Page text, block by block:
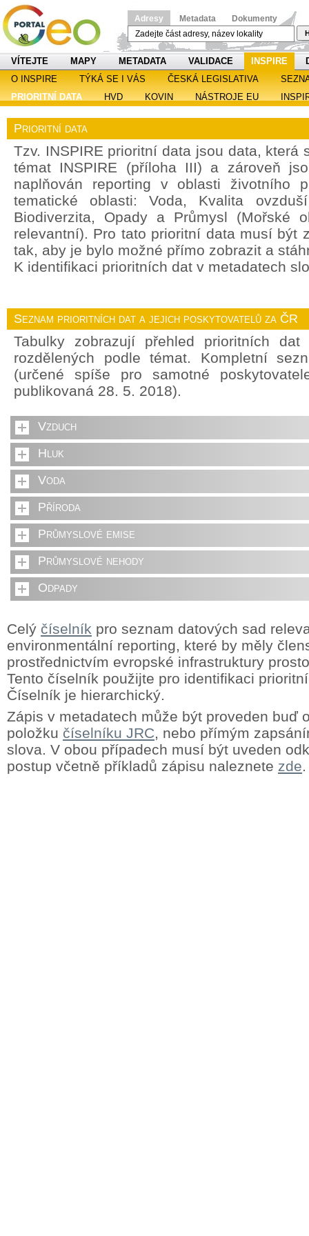
Adresy Metadata Dokumenty
VÍTEJTE MAPY METADATA VALIDACE INSPIRE
O INSPIRE
TÝKÁ SE I VÁS ČESKÁ LEGISLATIVA
PRIORITNÍ DATA
HVD KOVIN NÁSTROJE EU
Prioritní data
Tzv. INSPIRE prioritní data jsou data, která
témat INSPIRE (příloha III) a zároveň
naplňován reporting v oblasti životního
tematické oblasti: Voda, Kvalita
Biodiverzita, Opady a Průmysl (Mořské
relevantní). Pro tato prioritní data musí být
tak, aby je bylo možné přímo zobrazit a
K identifikaci prioritních dat v metadatech
Seznam prioritních dat a jejich poskytovatelů za ČR
Tabulky zobrazují přehled prioritních
rozdělených podle témat. Kompletní
(určené spíše pro samotné
publikovaná 28. 5. 2018).
Vzduch
Hluk
Voda
Příroda
Průmyslové emise
Průmyslové nehody
Odpady
Celý číselník pro seznam datových sad
environmentální reporting, které by měly
prostřednictvím evropské infrastruktury
Tento číselník použijte pro identifikaci
Číselník je hierarchický.
Zápis v metadatech může být proveden buď
položku číselníku JRC, nebo přímým
slova. V obou případech musí být uveden
postup včetně příkladů zápisu naleznete zde.